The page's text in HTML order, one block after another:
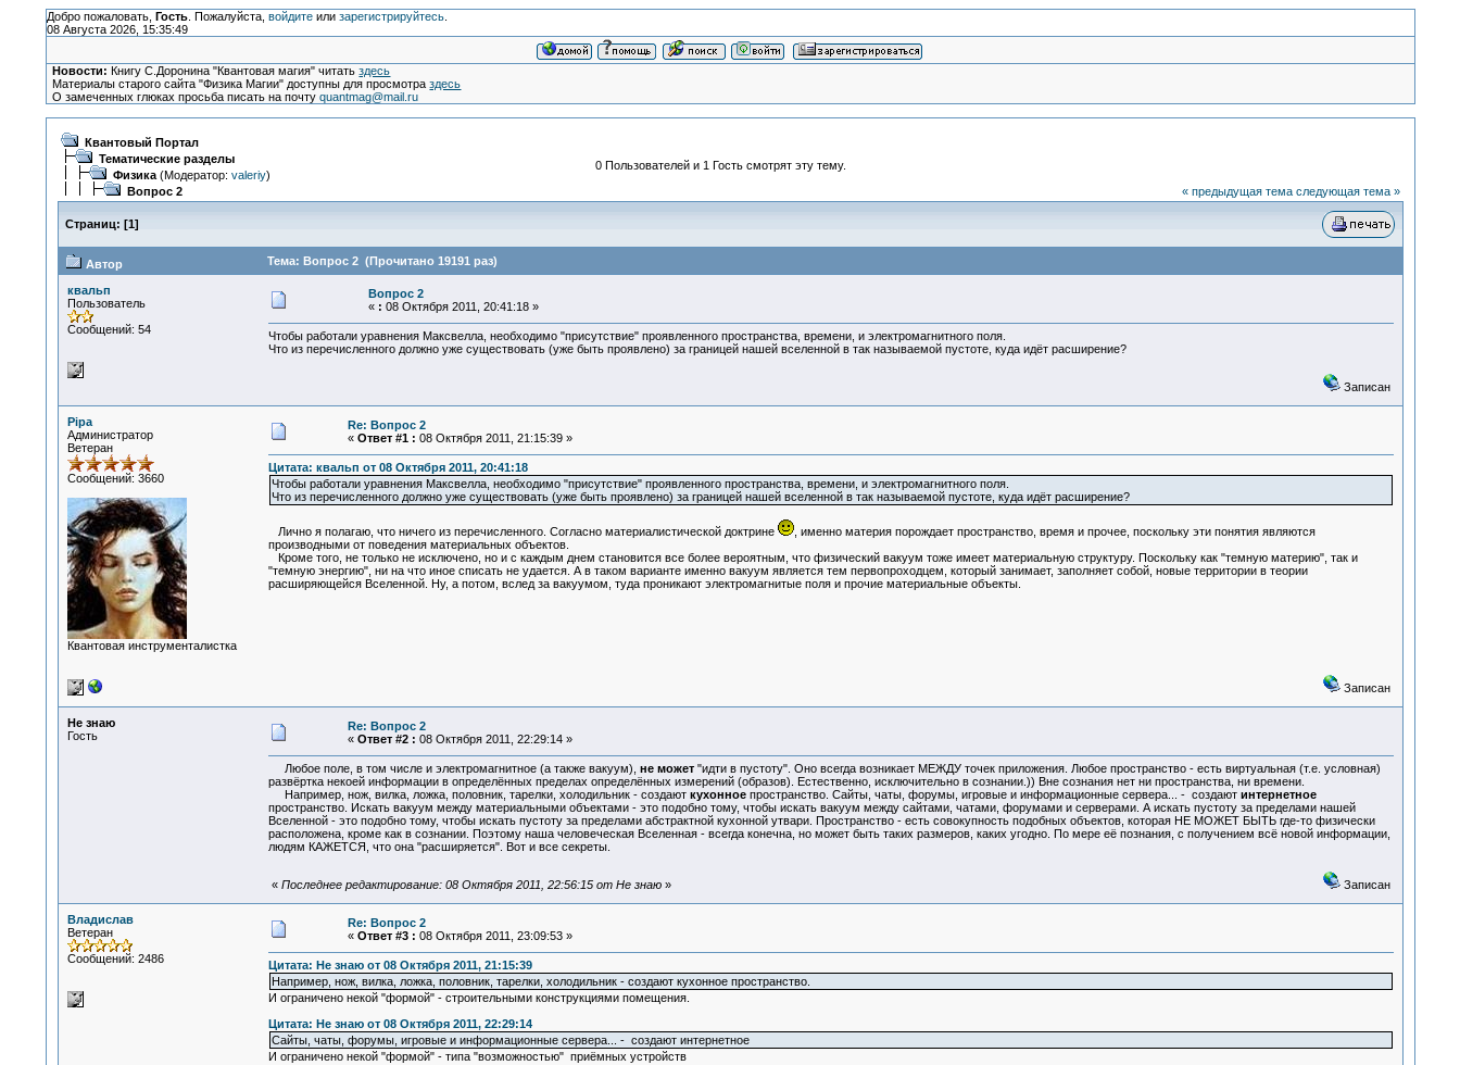
Добро пожаловать, Гость. Пожалуйста, войдитеили зарегистрируйтесь.
08 Августа 2026, 15:35:49
Новости: Книгу С.Доронина "Квантовая магия" читатьздесь
Материалы старого сайта "Физика Магии" доступны для просмотраздесь
О замеченных глюках просьба писать на почтуquantmag@mail.ru
Квантовый Портал
Тематические разделы
Физика(Модератор: valeriy)
Вопрос 2
0 Пользователей и 1 Гость смотрят эту тему.
« предыдущая тема следующая тема »
Страниц: [1]
Автор Тема: Вопрос 2 (Прочитано 19191 раз)
квальп
Пользователь
Сообщений: 54
Вопрос 2
« : 08 Октября 2011, 20:41:18 »
Чтобы работали уравнения Максвелла, необходимо "присутствие" проявленного пространства, времени, и электромагнитного поля.
Что из перечисленного должно уже существовать (уже быть проявлено) за границей нашей вселенной в так называемой пустоте, куда идёт расширение?
Записан
Pipa
Администратор
Ветеран
Сообщений: 3660
Квантовая инструменталистка
Re: Вопрос 2
« Ответ #1 : 08 Октября 2011, 21:15:39 »
Цитата: квальп от 08 Октября 2011, 20:41:18
Чтобы работали уравнения Максвелла, необходимо "присутствие" проявленного пространства, времени, и электромагнитного поля.
Что из перечисленного должно уже существовать (уже быть проявлено) за границей нашей вселенной в так называемой пустоте, куда идёт расширение?
Лично я полагаю, что ничего из перечисленного. Согласно материалистической доктрине
, именно материя порождает пространство, время и прочее, поскольку эти понятия являются
производными от поведения материальных объектов.
Кроме того, не только не исключено, но и с каждым днем становится все более вероятным, что физический вакуум тоже имеет материальную структуру. Поскольку как "темную материю", так и
"темную энергию", ни на что иное списать не удается. А в таком варианте именно вакуум является тем первопроходцем, который занимает, заполняет собой, новые территории в теории
расширяющейся Вселенной. Ну, а потом, вслед за вакуумом, туда проникают электромагнитые поля и прочие материальные объекты.
Записан
Не знаю
Гость
Re: Вопрос 2
« Ответ #2 : 08 Октября 2011, 22:29:14 »
Любое поле, в том числе и электромагнитное (а также вакуум), не может"идти в пустоту". Оно всегда возникает МЕЖДУ точек приложения. Любое пространство - есть виртуальная (т.е. условная)
развёртка некоей информации в определённых пределах определённых измерений (образов). Естественно, исключительно в сознании.)) Вне сознания нет ни пространства, ни времени.
Например, нож, вилка, ложка, половник, тарелки, холодильник - создают кухонноепространство. Сайты, чаты, форумы, игровые и информационные сервера... - создают интернетное
пространство. Искать вакуум между материальными объектами - это подобно тому, чтобы искать вакуум между сайтами, чатами, форумами и серверами. А искать пустоту за пределами нашей
Вселенной - это подобно тому, чтобы искать пустоту за пределами абстрактной кухонной утвари. Пространство - есть совокупность подобных объектов, которая НЕ МОЖЕТ БЫТЬ где-то физически
расположена, кроме как в сознании. Поэтому наша человеческая Вселенная - всегда конечна, но может быть таких размеров, каких угодно. По мере её познания, с получением всё новой информации,
людям КАЖЕТСЯ, что она "расширяется". Вот и все секреты.
« Последнее редактирование: 08 Октября 2011, 22:56:15 от Не знаю» Записан
Владислав
Ветеран
Сообщений: 2486
Re: Вопрос 2
« Ответ #3 : 08 Октября 2011, 23:09:53 »
Цитата: Не знаю от 08 Октября 2011, 21:15:39
Например, нож, вилка, ложка, половник, тарелки, холодильник - создают кухонное пространство.
И ограничено некой "формой" - строительными конструкциями помещения.
Цитата: Не знаю от 08 Октября 2011, 22:29:14
Сайты, чаты, форумы, игровые и информационные сервера... - создают интернетное
И ограничено некой "формой" - типа "возможностью" приёмных устройств